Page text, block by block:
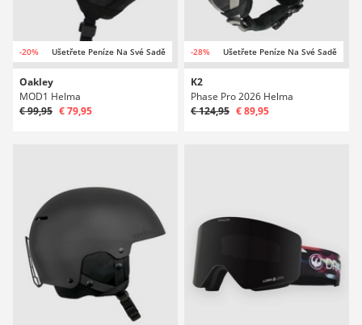
-20% Ušetřete Peníze Na Své Sadě
Oakley
MOD1 Helma
€ 99,95 € 79,95
-28% Ušetřete Peníze Na Své Sadě
K2
Phase Pro 2026 Helma
€ 124,95 € 89,95